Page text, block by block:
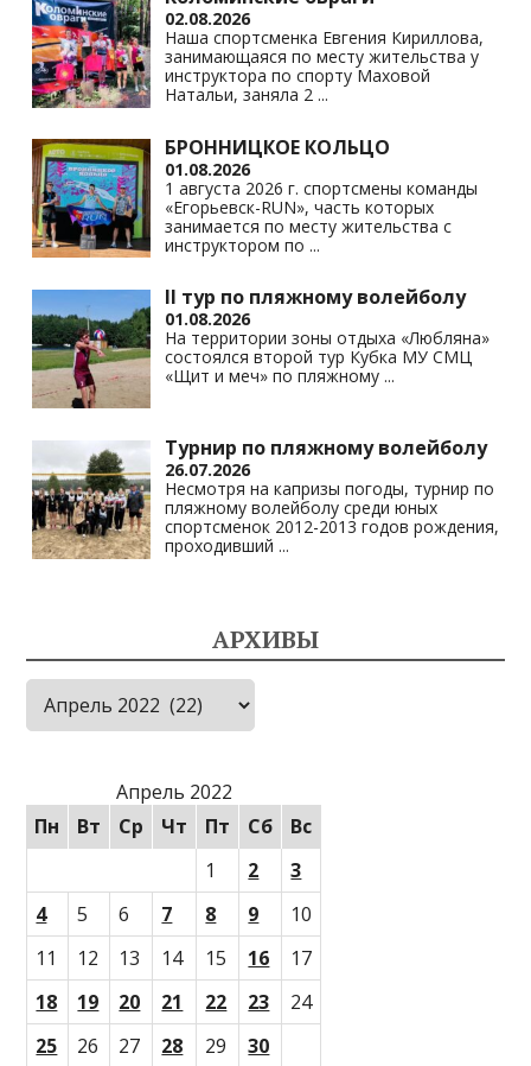
02.08.2026
Наша спортсменка Евгения Кириллова,
занимающаяся по месту жительства у
инструктора по спорту Маховой
Натальи, заняла 2 ...
БРОННИЦКОЕ КОЛЬЦО
01.08.2026
1 августа 2026 г. спортсмены команды
«Егорьевск-RUN», часть которых
занимается по месту жительства с
инструктором по ...
II тур по пляжному волейболу
01.08.2026
На территории зоны отдыха «Любляна»
состоялся второй тур Кубка МУ СМЦ
«Щит и меч» по пляжному ...
Турнир по пляжному волейболу
26.07.2026
Несмотря на капризы погоды, турнир по
пляжному волейболу среди юных
спортсменок 2012-2013 годов рождения,
проходивший ...
АРХИВЫ
Архивы
Апрель 2022
Пн
Вт Ср Чт Пт Сб
Вс
1
2
3
4
5 6 7 8 9
10
11
12 13 14 15 16
17
18
19 20 21 22 23
24
25
26 27 28 29 30